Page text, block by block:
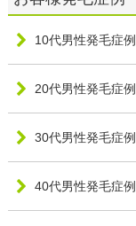
10代男性発毛症例
20代男性発毛症例
30代男性発毛症例
40代男性発毛症例